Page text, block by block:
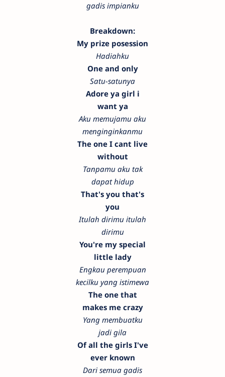
gadis impianku
Breakdown:
My prize posession
Hadiahku
One and only
Satu-satunya
Adore ya girl i
want ya
Aku memujamu aku
menginginkanmu
The one I cant live
without
Tanpamu aku tak
dapat hidup
That's you that's
you
Itulah dirimu itulah
dirimu
You're my special
little lady
Engkau perempuan
kecilku yang istimewa
The one that
makes me crazy
Yang membuatku
jadi gila
Of all the girls I've
ever known
Dari semua gadis